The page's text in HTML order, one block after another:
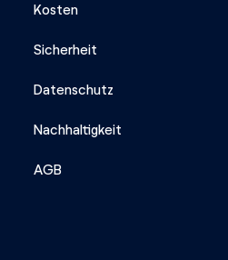
Kosten
Sicherheit
Datenschutz
Nachhaltigkeit
AGB